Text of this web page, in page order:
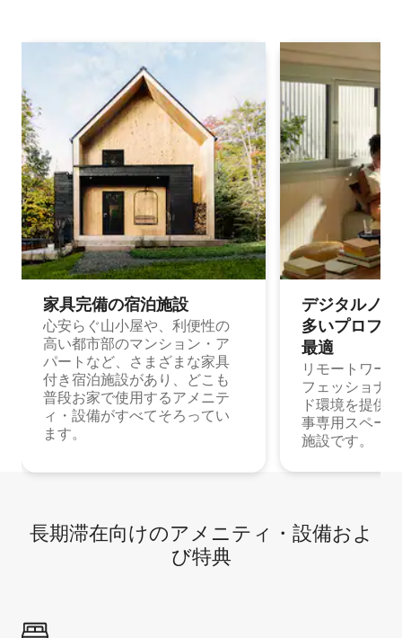
家具完備の宿⁠泊⁠施⁠設
心安らぐ山小屋や、利便性の
高い都市部のマンション・ア
パートなど、さまざまな家具
付き宿泊施設があり、どこも
普段お家で使用するアメニテ
ィ・設備がすべてそろってい
ます。
デジタルノ
多⁠いプ⁠ロ⁠フ⁠
最⁠適
リモートワー
フェッショナ
ド環境を提供
事専用スペー
施設です。
長期滞在向け⁠のア⁠メ⁠ニ⁠テ⁠ィ⁠・設⁠備⁠およ
び特⁠典